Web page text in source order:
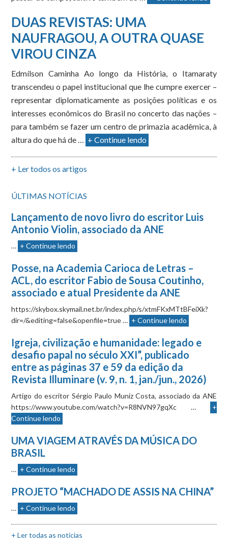
DUAS REVISTAS: UMA
NAUFRAGOU, A OUTRA QUASE
VIROU CINZA
Edmílson Caminha Ao longo da História, o Itamaraty
transcendeu o papel institucional que lhe cumpre exercer –
representar diplomaticamente as posições políticas e os
interesses econômicos do Brasil no concerto das nações –
para também se fazer um centro de primazia acadêmica, à
altura do que há de … + Continue lendo
+ Ler todos os artigos
ÚLTIMAS NOTÍCIAS
Lançamento de novo livro do escritor Luis
Antonio Violin, associado da ANE
… + Continue lendo
Posse, na Academia Carioca de Letras –
ACL, do escritor Fabio de Sousa Coutinho,
associado e atual Presidente da ANE
https://skybox.skymail.net.br/index.php/s/xtmFKxMTtBFeiXk?
dir=/&editing=false&openfile=true … + Continue lendo
Igreja, civilização e humanidade: legado e
desafio papal no século XXI”, publicado
entre as páginas 37 e 59 da edição da
Revista Illuminare (v. 9, n. 1, jan./jun., 2026)
Artigo do escritor Sérgio Paulo Muniz Costa, associado da ANE
https://www.youtube.com/watch?v=R8NVN97gqXc …
+
Continue lendo
UMA VIAGEM ATRAVÉS DA MÚSICA DO
BRASIL
… + Continue lendo
PROJETO “MACHADO DE ASSIS NA CHINA”
… + Continue lendo
+ Ler todas as notícias